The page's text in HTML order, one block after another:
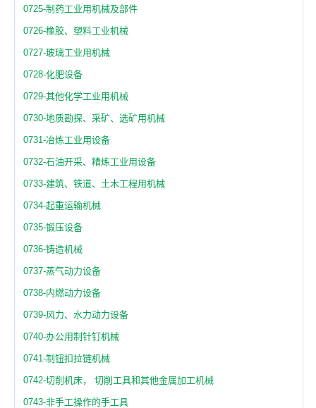
0725-制药工业用机械及部件
0726-橡胶、塑料工业机械
0727-玻璃工业用机械
0728-化肥设备
0729-其他化学工业用机械
0730-地质勘探、采矿、选矿用机械
0731-冶炼工业用设备
0732-石油开采、精炼工业用设备
0733-建筑、铁道、土木工程用机械
0734-起重运输机械
0735-锻压设备
0736-铸造机械
0737-蒸气动力设备
0738-内燃动力设备
0739-风力、水力动力设备
0740-办公用制针钉机械
0741-制钮扣拉链机械
0742-切削机床， 切削工具和其他金属加工机械
0743-非手工操作的手工具